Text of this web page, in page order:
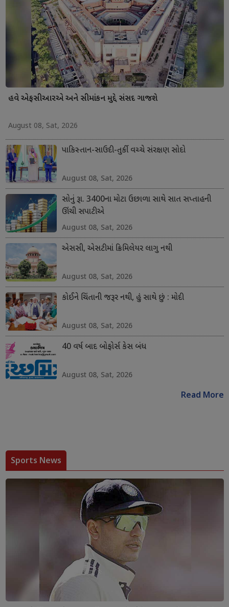
હવે એફસીઆરએ અને સીમાંકન મુદ્દે સંસદ ગાજશે
August 08, Sat, 2026
પાકિસ્તાન-સાઉદી-તુર્કી વચ્ચે સંરક્ષણ સોદો
August 08, Sat, 2026
સોનું રૂા. 3400ના મોટા ઉછાળા સાથે સાત સપ્તાહની
ઊંચી સપાટીએ
August 08, Sat, 2026
એસસી, એસટીમાં ક્રિમિલેયર લાગુ નથી
August 08, Sat, 2026
કોઈને ચિંતાની જરૂર નથી, હું સાથે છું : મોદી
August 08, Sat, 2026
40 વર્ષ બાદ બોફોર્સ કેસ બંધ
August 08, Sat, 2026
Read More
Sports News